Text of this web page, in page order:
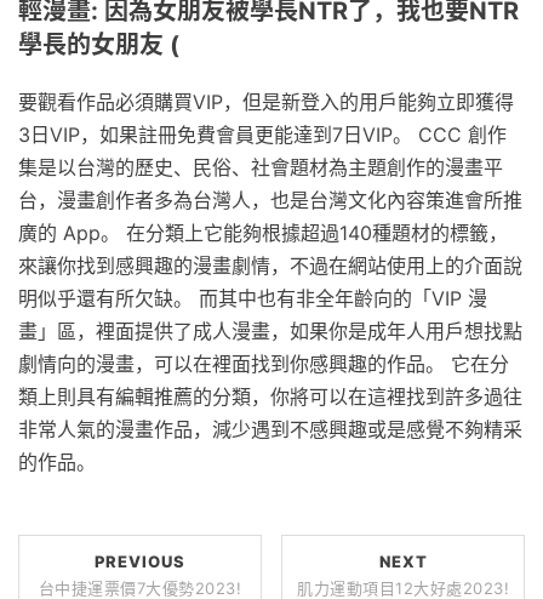
輕漫畫: 因為女朋友被學長NTR了，我也要NTR
學長的女朋友 (
要觀看作品必須購買VIP，但是新登入的用戶能夠立即獲得
3日VIP，如果註冊免費會員更能達到7日VIP。 CCC 創作
集是以台灣的歷史、民俗、社會題材為主題創作的漫畫平
台，漫畫創作者多為台灣人，也是台灣文化內容策進會所推
廣的 App。 在分類上它能夠根據超過140種題材的標籤，
來讓你找到感興趣的漫畫劇情，不過在網站使用上的介面說
明似乎還有所欠缺。 而其中也有非全年齡向的「VIP 漫
畫」區，裡面提供了成人漫畫，如果你是成年人用戶想找點
劇情向的漫畫，可以在裡面找到你感興趣的作品。 它在分
類上則具有編輯推薦的分類，你將可以在這裡找到許多過往
非常人氣的漫畫作品，減少遇到不感興趣或是感覺不夠精采
的作品。
PREVIOUS
台中捷運票價7大優勢2023!
NEXT
肌力運動項目12大好處2023!